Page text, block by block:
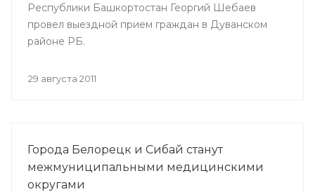
Республики Башкортостан Георгий Шебаев
провел выездной прием граждан в Дуванском
районе РБ.
29 августа 2011
Города Белорецк и Сибай станут
межмуниципальными медицинскими
округами